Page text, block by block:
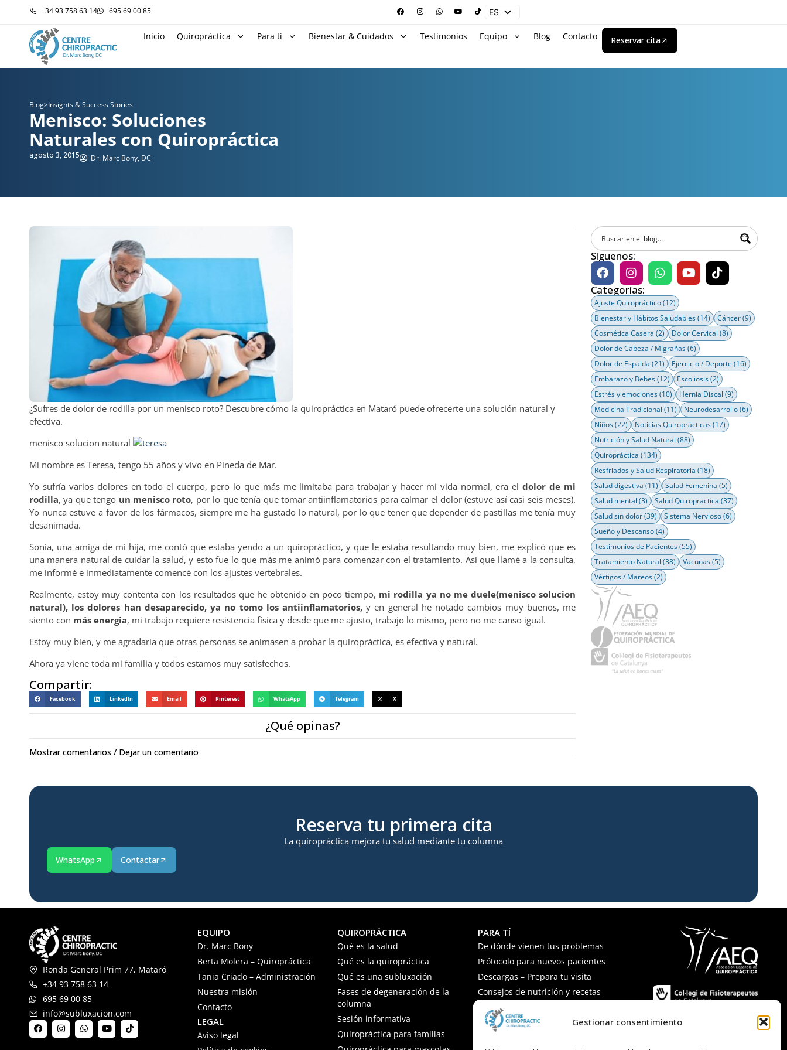
Gestionar consentimiento
+34 93 758 63 14 695 69 00 85
ES
Inicio Quiropráctica Para tí Bienestar & Cuidados Testimonios Equipo Blog Contacto Reservar cita
Blog>Insights & Success Stories
Menisco: Soluciones
Naturales con Quiropráctica
agosto 3, 2015 Dr. Marc Bony, DC
¿Sufres de dolor de rodilla por un menisco roto? Descubre cómo la quiropráctica en Mataró puede ofrecerte una solución natural y
efectiva.
menisco solucion natural
Mi nombre es Teresa, tengo 55 años y vivo en Pineda de Mar.
Yo sufría varios dolores en todo el cuerpo, pero lo que más me limitaba para trabajar y hacer mi vida normal, era eldolor de mi
rodilla, ya que tengo un menisco roto, por lo que tenía que tomar antiinflamatorios para calmar el dolor (estuve así casi seis meses).
Yo nunca estuve a favor de los fármacos, siempre me ha gustado lo natural, por lo que tener que depender de pastillas me tenía muy
desanimada.
Sonia, una amiga de mi hija, me contó que estaba yendo a un quiropráctico, y que le estaba resultando muy bien, me explicó que es
una manera natural de cuidar la salud, y esto fue lo que más me animó para comenzar con el tratamiento. Así que llamé a la consulta,
me informé e inmediatamente comencé con los ajustes vertebrales.
Realmente, estoy muy contenta con los resultados que he obtenido en poco tiempo, mi rodilla ya no me duele(menisco solucion
natural), los dolores han desaparecido, ya no tomo los antiinflamatorios, y en general he notado cambios muy buenos, me
siento con más energia, mi trabajo requiere resistencia física y desde que me ajusto, trabajo lo mismo, pero no me canso igual.
Estoy muy bien, y me agradaría que otras personas se animasen a probar la quiropráctica, es efectiva y natural.
Ahora ya viene toda mi familia y todos estamos muy satisfechos.
Compartir:
Facebook LinkedIn Email Pinterest WhatsApp Telegram X
¿Qué opinas?
Mostrar comentarios / Dejar un comentario
Síguenos:
Categorías:
Ajuste Quiropráctico(12)
Bienestar y Hábitos Saludables(14) Cáncer(9)
Cosmética Casera (2) Dolor Cervical (8)
Dolor de Cabeza / Migrañas(6)
Dolor de Espalda (21) Ejercicio / Deporte (16)
Embarazo y Bebes(12) Escoliosis(2)
Estrés y emociones(10) Hernia Discal (9)
Medicina Tradicional (11) Neurodesarrollo(6)
Niños(22) Noticias Quiroprácticas(17)
Nutrición y Salud Natural (88)
Quiropráctica (134)
Resfriados y Salud Respiratoria (18)
Salud digestiva (11) Salud Femenina (5)
Salud mental (3) Salud Quiropractica (37)
Salud sin dolor(39) Sistema Nervioso(6)
Sueño y Descanso(4)
Testimonios de Pacientes(55)
Tratamiento Natural (38) Vacunas(5)
Vértigos / Mareos(2)
Reserva tu primera cita
La quiropráctica mejora tu salud mediante tu columna
WhatsApp Contactar
Ronda General Prim 77, Mataró
+34 93 758 63 14
695 69 00 85
info@subluxacion.com
EQUIPO
Dr. Marc Bony
Berta Molera – Quiropráctica
Tania Criado – Administración
Nuestra misión
Contacto
LEGAL
Aviso legal
QUIROPRÁCTICA
Qué es la salud
Qué es la quiropráctica
Qué es una subluxación
Fases de degeneración de la
columna
Sesión informativa
Quiropráctica para familias
PARA TÍ
De dónde vienen tus problemas
Prótocolo para nuevos pacientes
Descargas – Prepara tu visita
Consejos de nutrición y recetas
Preguntas frecuentes